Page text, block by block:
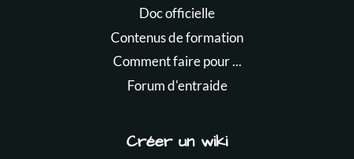
Doc officielle
Contenus de formation
Comment faire pour ...
Forum d'entraide
Créer un wiki